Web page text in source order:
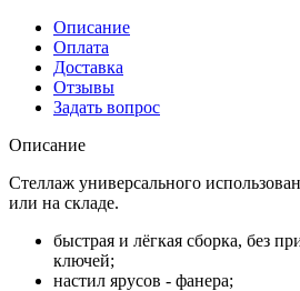
Описание
Оплата
Доставка
Отзывы
Задать вопрос
Описание
Стеллаж универсального
или на складе.
быстрая и лёгкая сборка, без
ключей;
настил ярусов - фанера;